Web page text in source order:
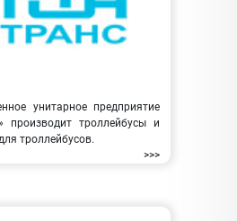
унитарное предприятие
производит троллейбусы и
троллейбусов.
>>>